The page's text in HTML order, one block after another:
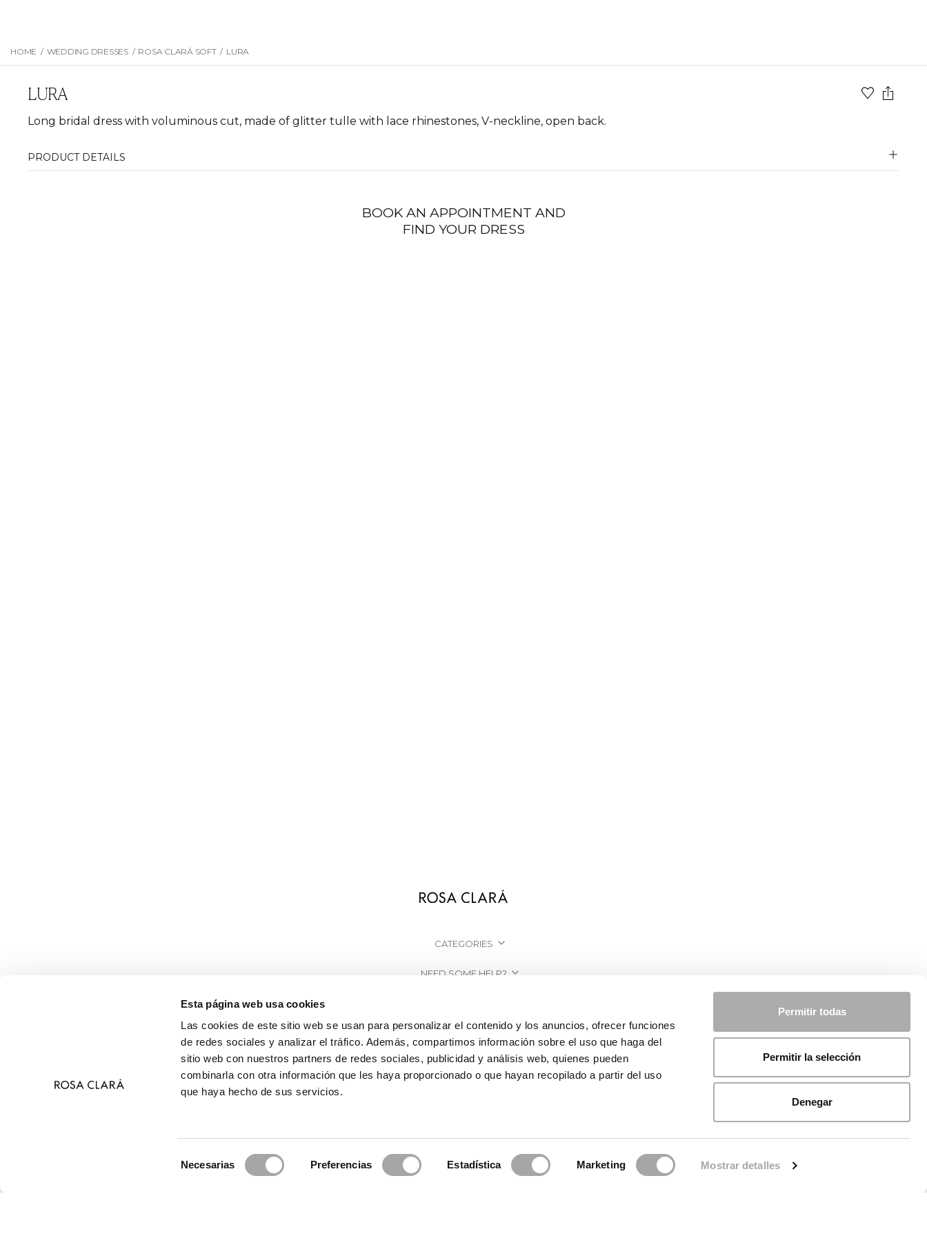
Esta página web usa cookies
Las cookies de este sitio web se usan para personalizar el contenido y los anuncios, ofrecer funciones
de redes sociales y analizar el tráfico. Además, compartimos información sobre el uso que haga del
sitio web con nuestros partners de redes sociales, publicidad y análisis web, quienes pueden
combinarla con otra información que les haya proporcionado o que hayan recopilado a partir del uso
que haya hecho de sus servicios.
Necesarias Preferencias Estadística Marketing Mostrar detalles
Permitir todas
Permitir la selección
Denegar
HOME / WEDDING DRESSES / ROSA CLARÁ SOFT / LURA
LURA
Long bridal dress with voluminous cut, made of glitter tulle with lace rhinestones, V-neckline, open back.
PRODUCT DETAILS
BOOK AN APPOINTMENT AND
FIND YOUR DRESS
CATEGORIES
NEED SOME HELP?
COMPANY
© 2026 Rosa Clará | Since 1995 Privacy Policy